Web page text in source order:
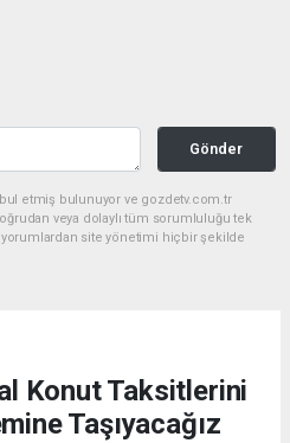
Gönder
etmiş bulunuyor ve gozdetv.com.tr
veya dolaylı tüm sorumluluğu tek
yorumlardan site yönetimi hiçbir şekilde
Konut Taksitlerini
Taşıyacağız